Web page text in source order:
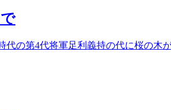
の第4代将軍足利義持の代に桜の木